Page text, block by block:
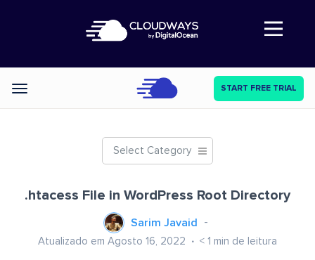
Abre a navegação
Categories START FREE TRIAL
Select Category
.htacess File in WordPress Root Directory
Sarim Javaid
Atualizado em Agosto 16, 2022 < 1 min de leitura